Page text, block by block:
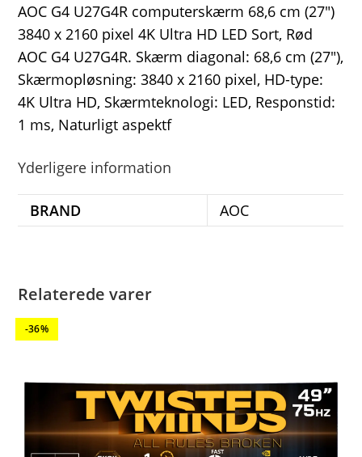
AOC G4 U27G4R computerskærm 68,6 cm (27″)
3840 x 2160 pixel 4K Ultra HD LED Sort, Rød
AOC G4 U27G4R. Skærm diagonal: 68,6 cm (27″),
Skærmopløsning: 3840 x 2160 pixel, HD-type:
4K Ultra HD, Skærmteknologi: LED, Responstid:
1 ms, Naturligt aspektf
Yderligere information
BRAND AOC
Relaterede varer
-36%